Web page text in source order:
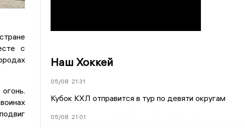
с
Наш Хоккей
05/08 21:31
Кубок КХЛ отправится в тур по девяти округам
05/08 21:01